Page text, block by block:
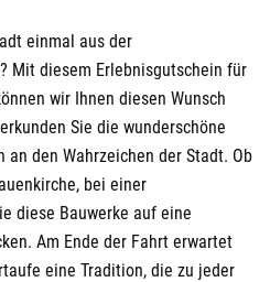
einmal aus der
Mit diesem Erlebnisgutschein für
wir Ihnen diesen Wunsch
Sie die wunderschöne
den Wahrzeichen der Stadt. Ob
bei einer
diese Bauwerke auf eine
Am Ende der Fahrt erwartet
eine Tradition, die zu jeder